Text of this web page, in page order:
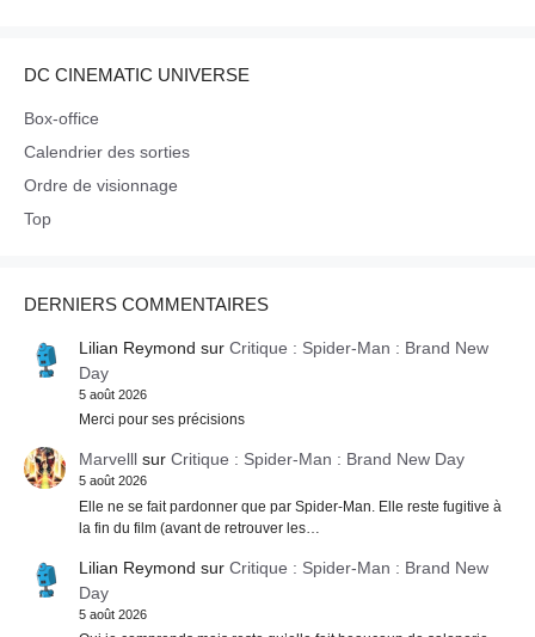
DC CINEMATIC UNIVERSE
Box-office
Calendrier des sorties
Ordre de visionnage
Top
DERNIERS COMMENTAIRES
Lilian Reymond sur Critique : Spider-Man : Brand New
Day
5 août 2026
Merci pour ses précisions
Marvelllsur Critique : Spider-Man : Brand New Day
5 août 2026
Elle ne se fait pardonner que par Spider-Man. Elle reste fugitive à
la fin du film (avant de retrouver les…
Lilian Reymond sur Critique : Spider-Man : Brand New
Day
5 août 2026